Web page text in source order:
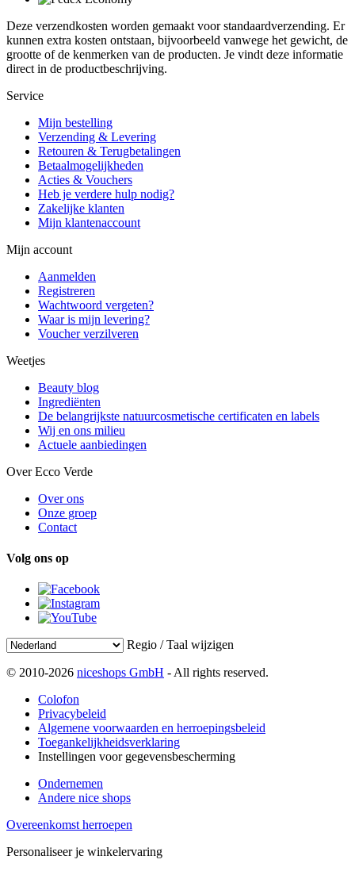
Deze verzendkosten worden gemaakt voor standaardverzending. Er
kunnen extra kosten ontstaan, bijvoorbeeld vanwege het gewicht, de
grootte of de kenmerken van de producten. Je vindt deze informatie
direct in de productbeschrijving.
Service
Mijn bestelling
Verzending & Levering
Retouren & Terugbetalingen
Betaalmogelijkheden
Acties & Vouchers
Heb je verdere hulp nodig?
Zakelijke klanten
Mijn klantenaccount
Mijn account
Aanmelden
Registreren
Wachtwoord vergeten?
Waar is mijn levering?
Voucher verzilveren
Weetjes
Beauty blog
Ingrediënten
De belangrijkste natuurcosmetische certificaten en labels
Wij en ons milieu
Actuele aanbiedingen
Over Ecco Verde
Over ons
Onze groep
Contact
Volg ons op
Regio / Taal wijzigen
© 2010-2026 niceshops GmbH - All rights reserved.
Colofon
Privacybeleid
Algemene voorwaarden en herroepingsbeleid
Toegankelijkheidsverklaring
Instellingen voor gegevensbescherming
Ondernemen
Andere nice shops
Overeenkomst herroepen
Personaliseer je winkelervaring